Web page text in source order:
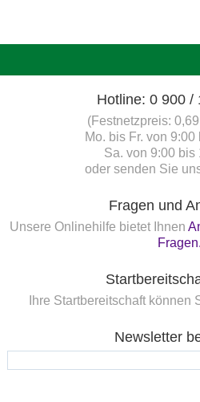
Hotline: 0 900 /
(Festnetzpreis:
Mo. bis Fr. von
Sa. von 9:00 bis
oder senden Sie
Fragen und
Unsere Onlinehilfe bietet Ihnen
Fragen.
Ihre Startbereitschaft können
Newsletter